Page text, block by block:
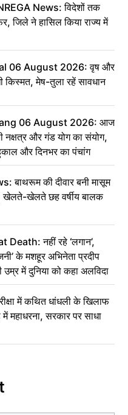
News: विदेशों तक
जिले ने हासिल किया राज्य में
06 August 2026: वृष और
किस्मत, मेष-तुला रहें सावधान
06 August 2026: आज
नक्षत्र और गंड योग का संयोग,
और दिनभर का पंचांग
बाथरूम की दीवार बनी मासूम
खेलते-खेलते छह वर्षीय बालक
नहीं रहे ‘लगान’,
के मशहूर अभिनेता प्रदीप
में दुनिया को कहा अलविदा
में कथित धांधली के खिलाफ
महाधरना, सरकार पर साधा